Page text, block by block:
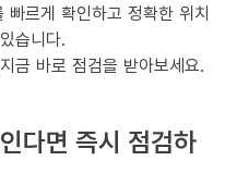
르게 확인하고 정확한 위치
습니다.
금 바로 점검을 받아보세요.
다면 즉시 점검하